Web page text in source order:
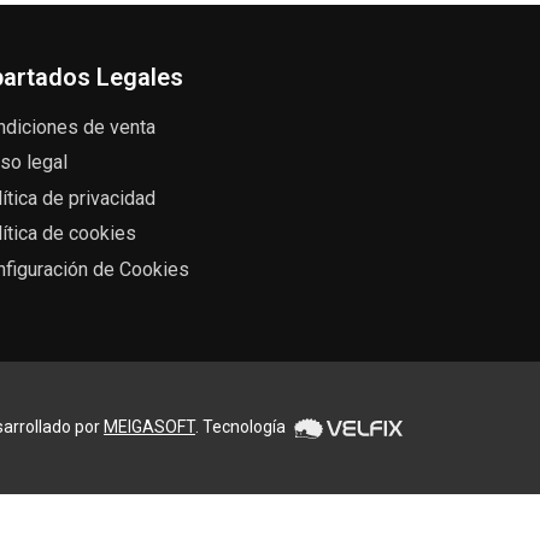
Legales
de venta
legal
de privacidad
de cookies
de Cookies
por MEIGASOFT. Tecnología